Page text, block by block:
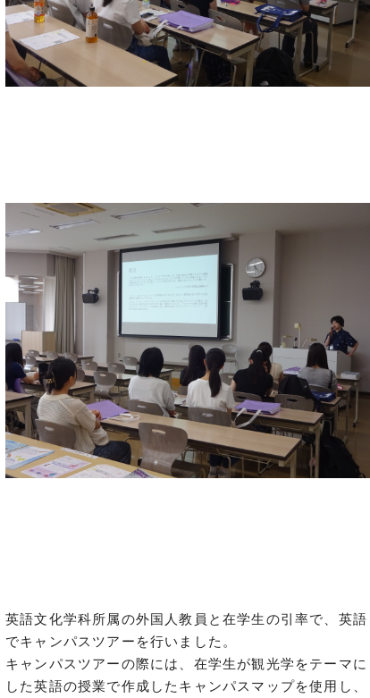
英語文化学科所属の外国人教員と在学生の引率で、英語
でキャンパスツアーを行いました。
キャンパスツアーの際には、在学生が観光学をテーマに
した英語の授業で作成したキャンパスマップを使用し、